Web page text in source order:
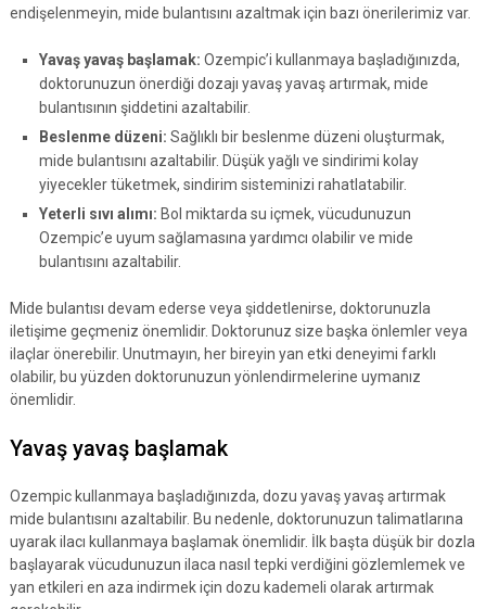
endişelenmeyin, mide bulantısını azaltmak için bazı önerilerimiz var.
Yavaş yavaş başlamak: Ozempic’i kullanmaya başladığınızda,
doktorunuzun önerdiği dozajı yavaş yavaş artırmak, mide
bulantısının şiddetini azaltabilir.
Beslenme düzeni: Sağlıklı bir beslenme düzeni oluşturmak,
mide bulantısını azaltabilir. Düşük yağlı ve sindirimi kolay
yiyecekler tüketmek, sindirim sisteminizi rahatlatabilir.
Yeterli sıvı alımı: Bol miktarda su içmek, vücudunuzun
Ozempic’e uyum sağlamasına yardımcı olabilir ve mide
bulantısını azaltabilir.
Mide bulantısı devam ederse veya şiddetlenirse, doktorunuzla
iletişime geçmeniz önemlidir. Doktorunuz size başka önlemler veya
ilaçlar önerebilir. Unutmayın, her bireyin yan etki deneyimi farklı
olabilir, bu yüzden doktorunuzun yönlendirmelerine uymanız
önemlidir.
Yavaş yavaş başlamak
Ozempic kullanmaya başladığınızda, dozu yavaş yavaş artırmak
mide bulantısını azaltabilir. Bu nedenle, doktorunuzun talimatlarına
uyarak ilacı kullanmaya başlamak önemlidir. İlk başta düşük bir dozla
başlayarak vücudunuzun ilaca nasıl tepki verdiğini gözlemlemek ve
yan etkileri en aza indirmek için dozu kademeli olarak artırmak